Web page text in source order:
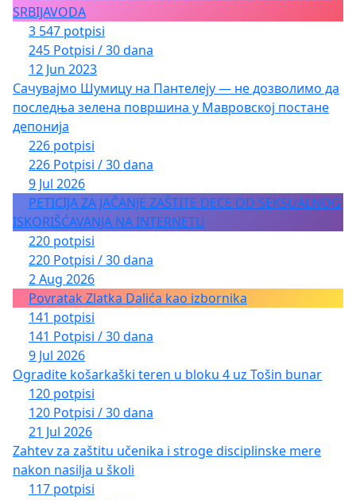
SRBIJAVODA
3 547 potpisi
245 Potpisi / 30 dana
12 Jun 2023
Сачувајмо Шумицу на Пантелеју — не дозволимо да
последња зелена површина у Мавровској постане
депонија
226 potpisi
226 Potpisi / 30 dana
9 Jul 2026
PETICIJA ZA JAČANJE ZAŠTITE DECE OD SEKSUALNOG
ISKORIŠĆAVANJA NA INTERNETU
220 potpisi
220 Potpisi / 30 dana
2 Aug 2026
Povratak Zlatka Dalića kao izbornika
141 potpisi
141 Potpisi / 30 dana
9 Jul 2026
Ogradite košarkaški teren u bloku 4 uz Tošin bunar
120 potpisi
120 Potpisi / 30 dana
21 Jul 2026
Zahtev za zaštitu učenika i stroge disciplinske mere
nakon nasilja u školi
117 potpisi